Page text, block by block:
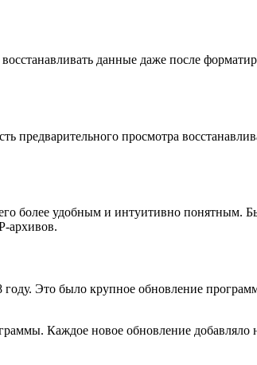
данные даже после
предварительного просмотра
более удобным и интуитивно понятным.
архивов.
Это было крупное обновление
Каждое новое обновление